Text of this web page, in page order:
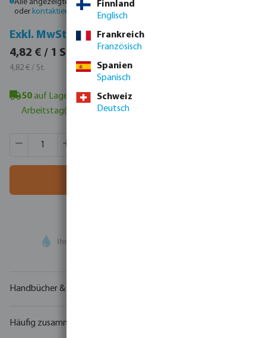
Alle angezeigten Preise sind Bruttopreise. Bitte
oderkontaktieren Sie den Vertrieb
Exkl. MwSt.
4,82 € / 1 St.
4,82 € / St.
Inkl. MwSt.
5,74 € / 1 St.
5,74 € / St.
50auf Lager in Veghel, NL- Mindestlieferzeit: 1-2
Arbeitstag(e)
Produkt Anzahl: Gib den gewünschten Wert ein oder
Ihr
Handbücher & Zeichnungen
Häufig zusammen gekauft
Finnland
Englisch
Frankreich
Französisch
Spanien
Spanisch
Schweiz
Deutsch